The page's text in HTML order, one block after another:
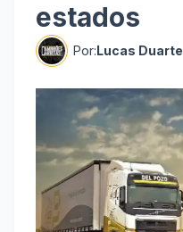
estados
Por:Lucas Duarte